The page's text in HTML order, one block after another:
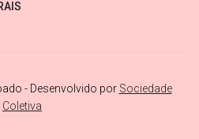
- Desenvolvido por Sociedade
Coletiva